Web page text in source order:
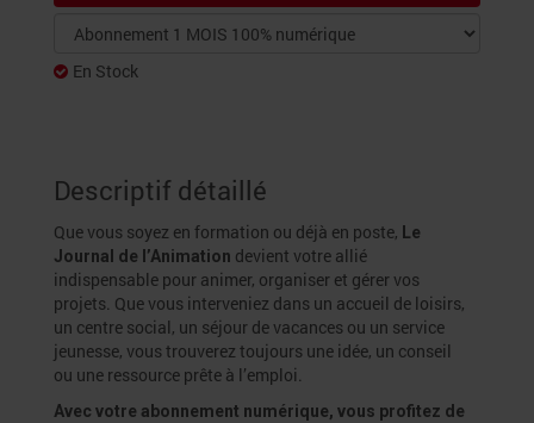
En Stock
Descriptif détaillé
Que vous soyez en formation ou déjà en poste, Le
Journal de l’Animation devient votre allié
indispensable pour animer, organiser et gérer vos
projets. Que vous interveniez dans un accueil de loisirs,
un centre social, un séjour de vacances ou un service
jeunesse, vous trouverez toujours une idée, un conseil
ou une ressource prête à l’emploi.
Avec votre abonnement numérique, vous profitez de